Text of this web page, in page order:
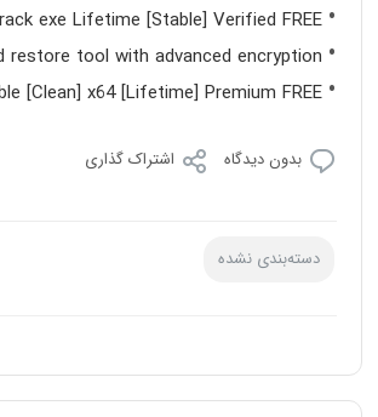
exe Lifetime [Stable] Verified FREE
restore tool with advanced encryption
[Clean] x64 [Lifetime] Premium FREE
بدون دیدگاه اشتراک گذاری
دسته‌بندی نشده